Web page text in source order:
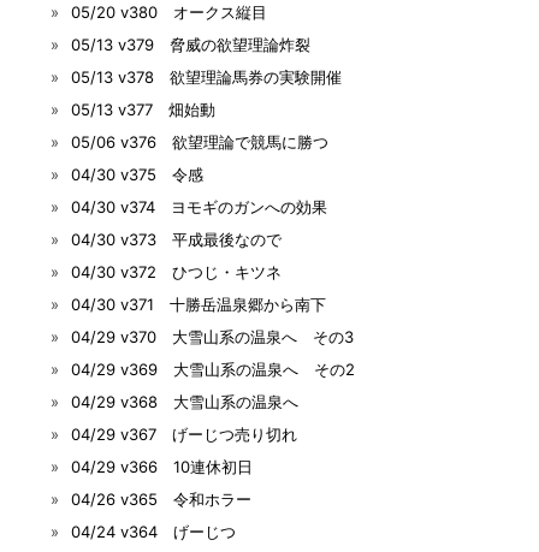
05/20 v380 オークス縦目
05/13 v379 脅威の欲望理論炸裂
05/13 v378 欲望理論馬券の実験開催
05/13 v377 畑始動
05/06 v376 欲望理論で競馬に勝つ
04/30 v375 令感
04/30 v374 ヨモギのガンへの効果
04/30 v373 平成最後なので
04/30 v372 ひつじ・キツネ
04/30 v371 十勝岳温泉郷から南下
04/29 v370 大雪山系の温泉へ その3
04/29 v369 大雪山系の温泉へ その2
04/29 v368 大雪山系の温泉へ
04/29 v367 げーじつ売り切れ
04/29 v366 10連休初日
04/26 v365 令和ホラー
04/24 v364 げーじつ